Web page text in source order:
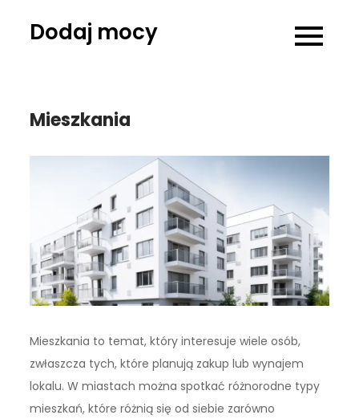
Dodaj mocy
Mieszkania
Mieszkania to temat, który interesuje wiele osób,
zwłaszcza tych, które planują zakup lub wynajem
lokalu. W miastach można spotkać różnorodne typy
mieszkań, które różnią się od siebie zarówno